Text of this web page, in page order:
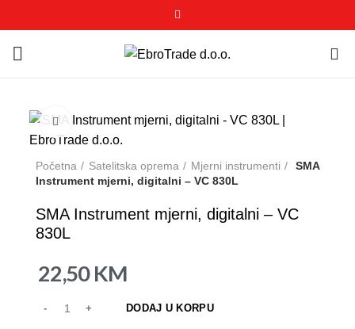
Click to enlarge
Početna Satelitska oprema Mjerni instrumenti
SMA
Instrument mjerni, digitalni – VC 830L
SMA Instrument mjerni, digitalni – VC
830L
22,50KM
DODAJ U KORPU